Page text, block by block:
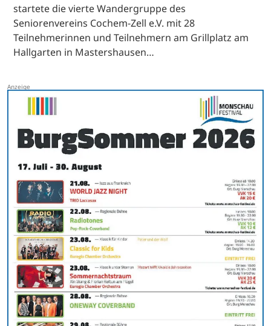
startete die vierte Wandergruppe des
Seniorenvereins Cochem-Zell e.V. mit 28
Teilnehmerinnen und Teilnehmern am Grillplatz am
Hallgarten in Mastershausen…